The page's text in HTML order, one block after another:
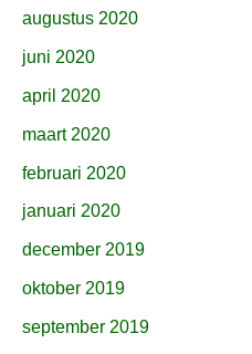
augustus 2020
juni 2020
april 2020
maart 2020
februari 2020
januari 2020
december 2019
oktober 2019
september 2019